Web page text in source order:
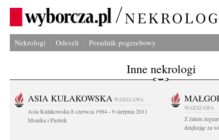
Nekrologi Odeszli Poradnik pogrzebowy
Inne nekrologi
ASIA KUŁAKOWSKA WARSZAWA
Asia Kułakowska 8 czerwca 1984 - 9 sierpnia 2011
Monika i Piotrek
WARSZAWA
Z żalem
dziękując za